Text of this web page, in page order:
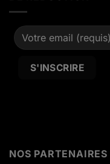
NOS PARTENAIRES